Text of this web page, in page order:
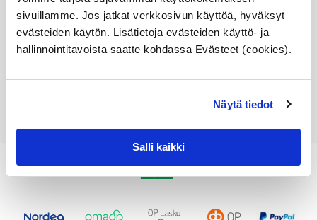
sivuillamme. Jos jatkat verkkosivun käyttöä, hyväksyt
evästeiden käytön. Lisätietoja evästeiden käyttö- ja
hallinnointitavoista saatte kohdassa Evästeet (cookies).
Näytä tiedot
Salli kaikki
toimitusaika 1-3pv
124,27